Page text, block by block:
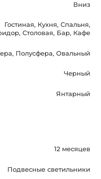
доставку
систем и
прямо сейчас и
Вниз
Гостиная, Кухня, Спальня,
Столовая, Бар, Кафе
Полусфера, Овальный
Черный
Янтарный
12 месяцев
Подвесные светильники